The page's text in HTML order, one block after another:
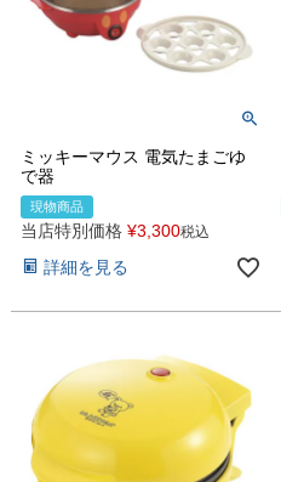
ミッキーマウス 電気たまごゆ
で器
現物商品
当店特別価格 ¥3,300税込
詳細を見る